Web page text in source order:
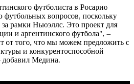
футболиста в Росарио
футбольных вопросов, поскольку
рамки Ньюэллс. Это проект для
и аргентинского футбола", –
от того, что мы можем предложить с
и конкурентоспособной
добавил Медина.